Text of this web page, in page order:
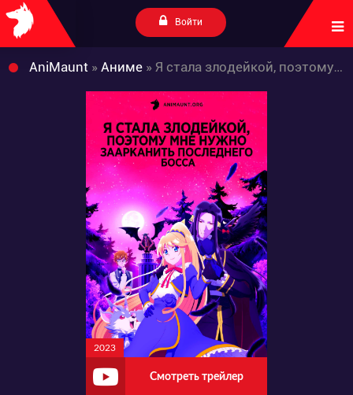
Войти
AniMaunt » Аниме » Я стала злодейкой, поэтому мне нужно заарканить последнего босса
2023
Смотреть трейлер